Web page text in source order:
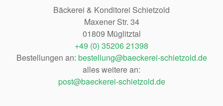
Bäckerei & Konditorei Schietzold
Maxener Str. 34
01809 Müglitztal
+49 (0) 35206 21398
Bestellungen an: bestellung@baeckerei-schietzold.de
alles weitere an:
post@baeckerei-schietzold.de